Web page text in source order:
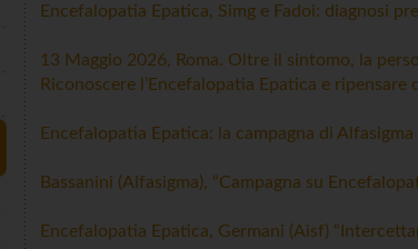
Encefalopatia Epatica, Simg e Fadoi: diagnosi
13 Maggio 2026, Roma. Oltre il sintomo, la
Riconoscere l’Encefalopatia Epatica e
Encefalopatia Epatica: la campagna di
Bassanini (Alfasigma), “Campagna su
Encefalopatia Epatica, Germani (Aisf)